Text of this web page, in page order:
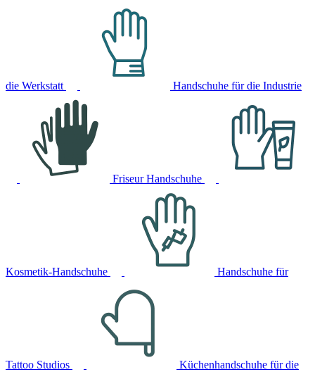
die Werkstatt Handschuhe für die Industrie
Friseur Handschuhe
Kosmetik-Handschuhe Handschuhe für
Tattoo Studios Küchenhandschuhe für die